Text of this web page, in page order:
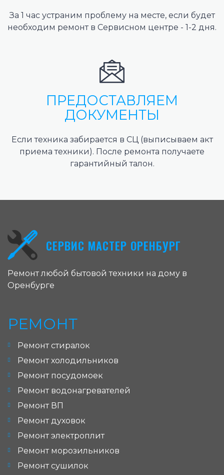
За 1 час устраним проблему на месте, если будет
необходим ремонт в Сервисном центре - 1-2 дня.
ПРЕДОСТАВЛЯЕМ
ДОКУМЕНТЫ
Если техника забирается в СЦ (выписываем акт
приема техники). После ремонта получаете
гарантийный талон.
СЕРВИС МАСТЕР ОРЕНБУРГ
Ремонт любой бытовой техники на дому в
Оренбурге
РЕМОНТ
Ремонт стиралок
Ремонт холодильников
Ремонт посудомоек
Ремонт водонагревателей
Ремонт ВП
Ремонт духовок
Ремонт электроплит
Ремонт морозильников
Ремонт сушилок